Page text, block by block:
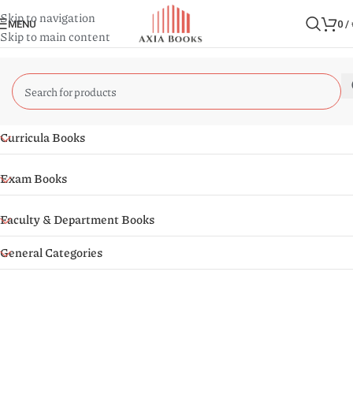
Skip to navigation
Skip to main content
MENU 0 /
Curricula Books
Exam Books
Faculty & Department Books
General Categories